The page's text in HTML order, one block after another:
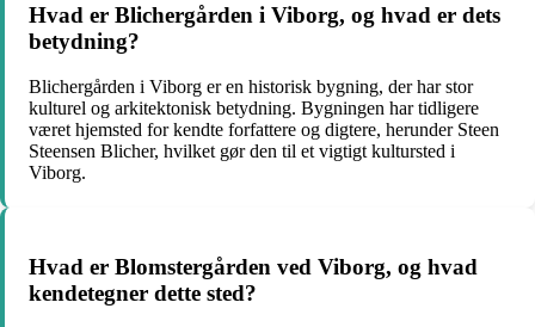
Hvad er Blichergården i Viborg, og hvad er dets
betydning?
Blichergården i Viborg er en historisk bygning, der har stor
kulturel og arkitektonisk betydning. Bygningen har tidligere
været hjemsted for kendte forfattere og digtere, herunder Steen
Steensen Blicher, hvilket gør den til et vigtigt kultursted i
Viborg.
Hvad er Blomstergården ved Viborg, og hvad
kendetegner dette sted?